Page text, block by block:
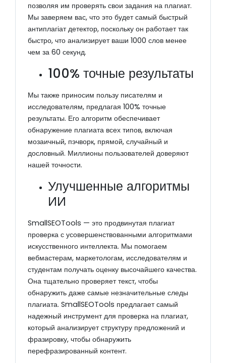
позволяя им проверять свои задания на плагиат.
Мы заверяем вас, что это будет самый быстрый
антиплагіат детектор, поскольку он работает так
быстро, что анализирует ваши 1000 слов менее
чем за 60 секунд.
100% точные результаты
Мы также приносим пользу писателям и
исследователям, предлагая 100% точные
результаты. Его алгоритм обеспечивает
обнаружение плагиата всех типов, включая
мозаичный, пэчворк, прямой, случайный и
дословный. Миллионы пользователей доверяют
нашей точности.
Улучшенные алгоритмы
ИИ
SmallSEOTools — это продвинутая плагиат
проверка с усовершенствованными алгоритмами
искусственного интеллекта. Мы помогаем
вебмастерам, маркетологам, исследователям и
студентам получать оценку высочайшего качества.
Она тщательно проверяет текст, чтобы
обнаружить даже самые незначительные следы
плагиата. SmallSEOTools предлагает самый
надежный инструмент для проверка на плагиат,
который анализирует структуру предложений и
фразировку, чтобы обнаружить
перефразированный контент.